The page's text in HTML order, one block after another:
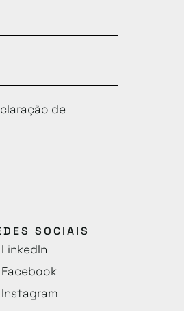
de
SOCIAIS
LinkedIn
Facebook
Instagram